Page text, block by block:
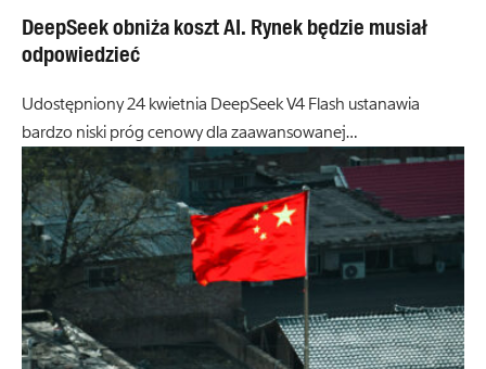
DeepSeek obniża koszt AI. Rynek będzie musiał
odpowiedzieć
Udostępniony 24 kwietnia DeepSeek V4 Flash ustanawia
bardzo niski próg cenowy dla zaawansowanej…